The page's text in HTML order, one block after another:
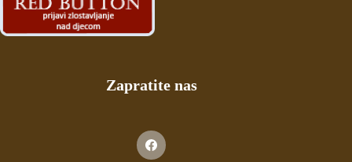
Zapratite nas